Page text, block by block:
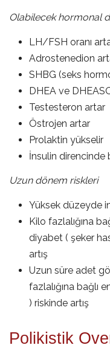
Olabilecek hormonal
LH/FSH oranı
Adrostenedion
SHBG (seks
DHEA ve
Testesteron artar
Östrojen artar
Prolaktin yükselir
İnsulin
Uzun dönem riskleri
Yüksek düzeyde
Kilo fazlalığına
diyabet ( şeker
artış
Uzun süre adet
fazlalığına bağlı
) riskinde artış
Polikistik